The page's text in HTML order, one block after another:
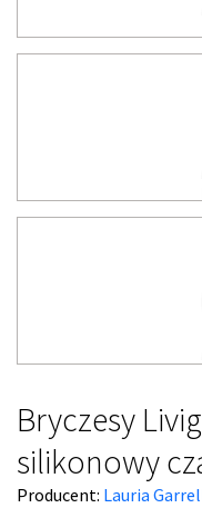
Bryczesy
silikonowy
Producent: Lauria